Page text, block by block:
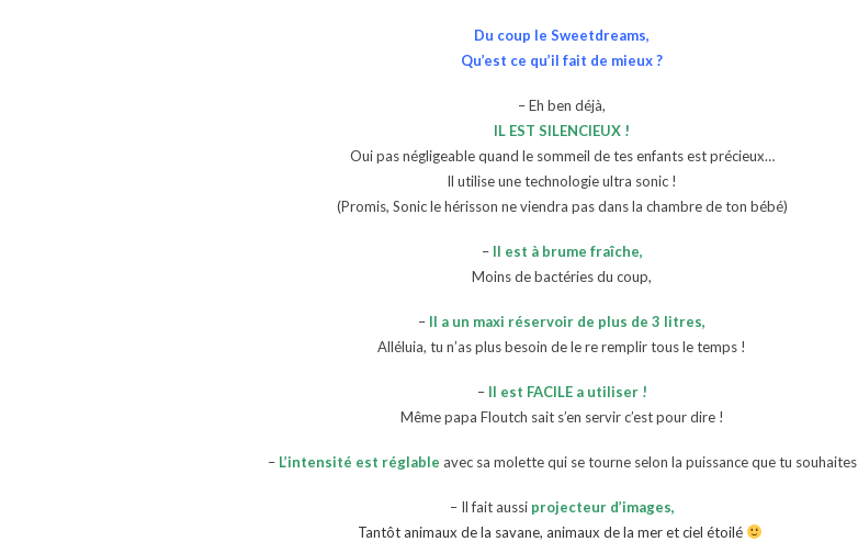
Du coup le Sweetdreams,
Qu’est ce qu’il fait de mieux ?
– Eh ben déjà,
IL EST SILENCIEUX !
Oui pas négligeable quand le sommeil de tes enfants est précieux…
Il utilise une technologie ultra sonic !
(Promis, Sonic le hérisson ne viendra pas dans la chambre de ton bébé)
–Il est à brume fraîche,
Moins de bactéries du coup,
– Il a un maxi réservoir de plus de 3 litres,
Alléluia, tu n’as plus besoin de le re remplir tous le temps !
– Il est FACILE a utiliser !
Même papa Floutch sait s’en servir c’est pour dire !
– L’intensité est réglable avec sa molette qui se tourne selon la puissance que tu souhaites
– Il fait aussiprojecteur d’images,
Tantôt animaux de la savane, animaux de la mer et ciel étoilé